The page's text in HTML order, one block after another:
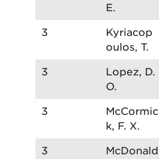
E.
3
Kyriacop
oulos, T.
3
Lopez, D.
O.
3
McCormic
k, F. X.
3
McDonald